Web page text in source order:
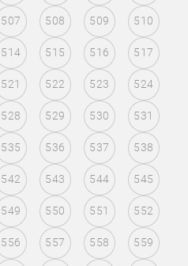
507 508 509 510
514 515 516 517
521 522 523 524
528 529 530 531
535 536 537 538
542 543 544 545
549 550 551 552
556 557 558 559